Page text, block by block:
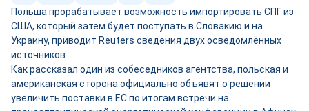
Польша прорабатывает возможность импортировать СПГ из
США, который затем будет поступать в Словакию и на
Украину, приводит Reuters сведения двух осведомлённых
источников.
Как рассказал один из собеседников агентства, польская и
американская сторона официально объявят о решении
увеличить поставки в ЕС по итогам встречи на